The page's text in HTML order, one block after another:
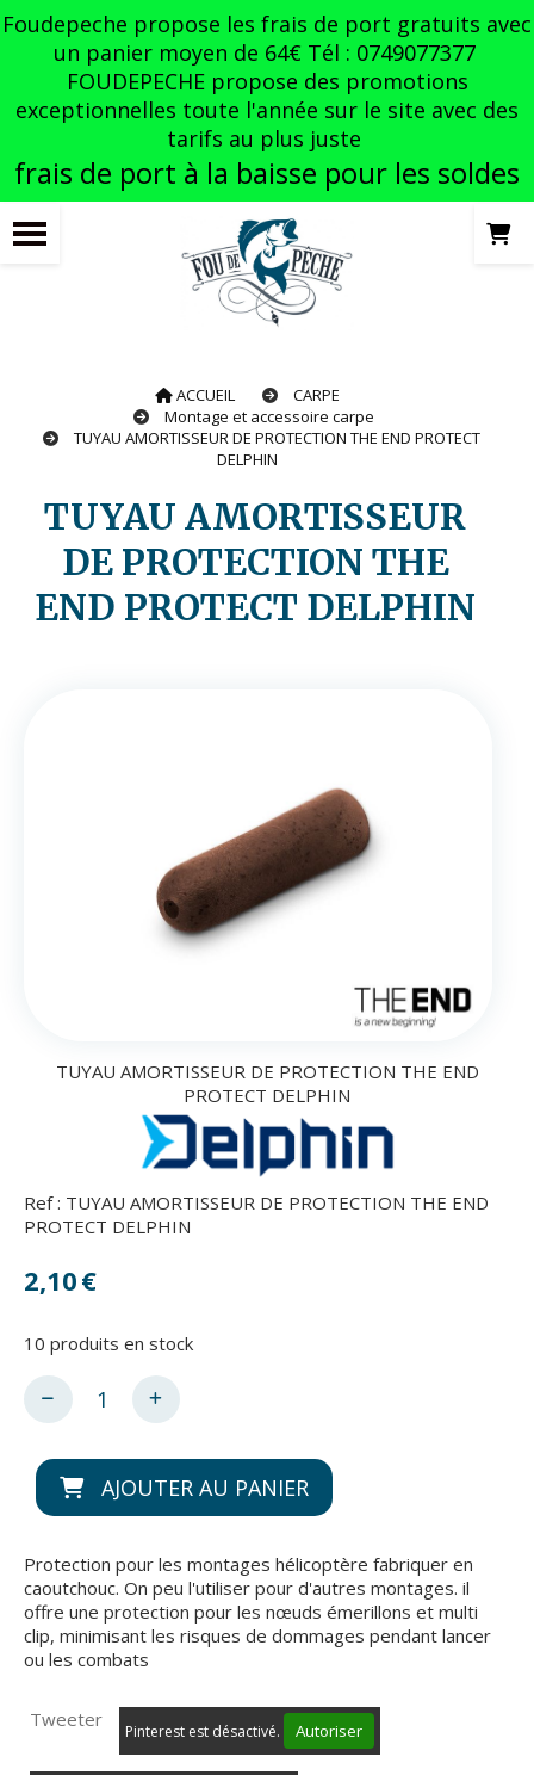
Foudepeche propose les frais de port gratuits avec
un panier moyen de 64€ Tél : 0749077377
FOUDEPECHE propose des promotions
exceptionnelles toute l'année sur le site avec des
tarifs au plus juste
frais de port à la baisse pour les soldes
ACCUEIL
CARPE
Montage et accessoire carpe
TUYAU AMORTISSEUR DE PROTECTION THE END PROTECT
DELPHIN
TUYAU AMORTISSEUR
DE PROTECTION THE
END PROTECT DELPHIN
TUYAU AMORTISSEUR DE PROTECTION THE END
PROTECT DELPHIN
Ref : TUYAU AMORTISSEUR DE PROTECTION THE END
PROTECT DELPHIN
2,10€
10 produits en stock
AJOUTER AU PANIER
Protection pour les montages hélicoptère fabriquer en
caoutchouc. On peu l'utiliser pour d'autres montages. il
offre une protection pour les nœuds émerillons et multi
clip, minimisant les risques de dommages pendant lancer
ou les combats
Tweeter
Pinterest est désactivé. Autoriser